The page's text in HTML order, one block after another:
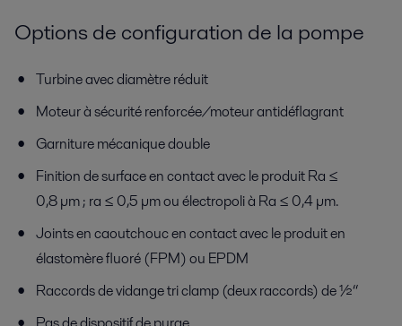
Options de configuration de la pompe
Turbine avec diamètre réduit
Moteur à sécurité renforcée/moteur antidéflagrant
Garniture mécanique double
Finition de surface en contact avec le produit Ra ≤
0,8 µm ; ra ≤ 0,5 µm ou électropoli à Ra ≤ 0,4 µm.
Joints en caoutchouc en contact avec le produit en
élastomère fluoré (FPM) ou EPDM
Raccords de vidange tri clamp (deux raccords) de ½“